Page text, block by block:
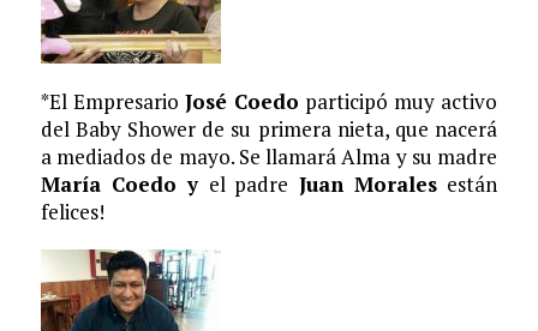
*El Empresario José Coedo participó muy activo
del Baby Shower de su primera nieta, que nacerá
a mediados de mayo. Se llamará Alma y su madre
María Coedo y el padre Juan Morales están
felices!